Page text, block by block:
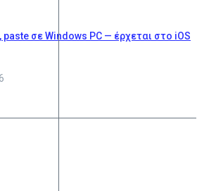
σε Windows PC — έρχεται στο iOS